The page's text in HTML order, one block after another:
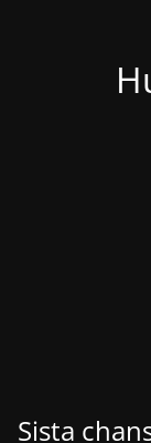
Sista